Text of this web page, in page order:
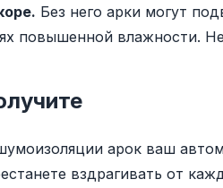
Без него арки могут
повышенной влажности.
арок ваш
вздрагивать от